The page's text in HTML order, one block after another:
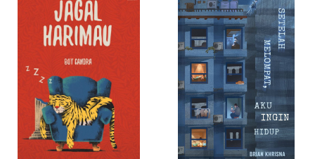
Menjaga agar tak runyam
dan mampu bangkit dari kesedihan.
Bukan di depan karena terlalu egois.
karena terdengar terlalu lemah.
Karena memang kesejatian hati,
kemurnian nurani dan ketulusan sebuah perjuangan,
adalah soal bersama-sama.
Karena kita, memang sudah saling dipertemukan.
Bahkan sebelum roda waktu berdenting.
Rongga Langit Bekasi, 24 Mei 2016